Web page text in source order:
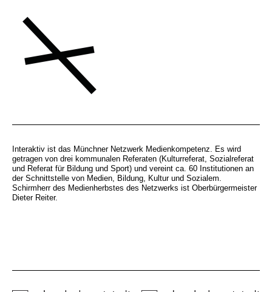
Interaktiv ist das Münchner Netzwerk Medienkompetenz. Es wird
getragen von drei kommunalen Referaten (Kulturreferat, Sozialreferat
und Referat für Bildung und Sport) und vereint ca. 60 Institutionen an
der Schnittstelle von Medien, Bildung, Kultur und Sozialem.
Schirmherr des Medienherbstes des Netzwerks ist Oberbürgermeister
Dieter Reiter.